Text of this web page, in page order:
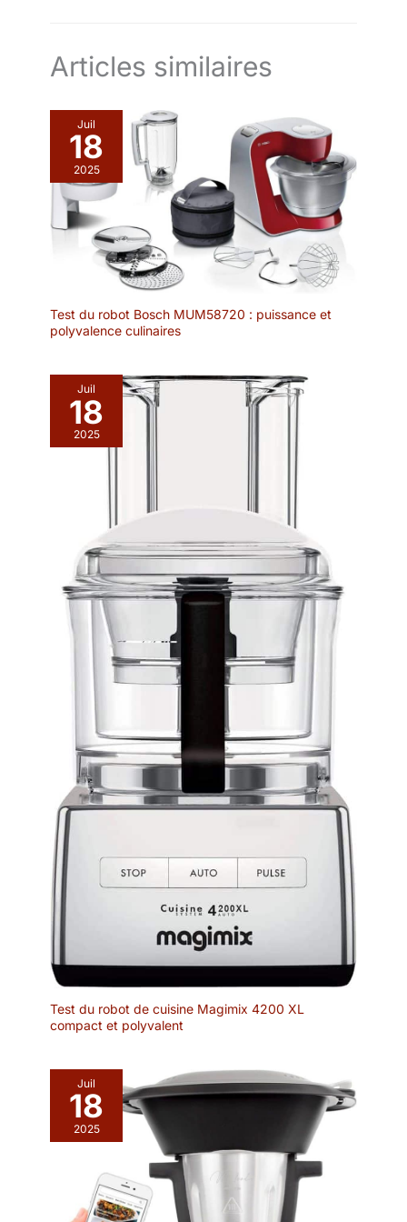
Articles similaires
Juil
18
2025
Test du robot Bosch MUM58720 : puissance et
polyvalence culinaires
Juil
18
2025
Test du robot de cuisine Magimix 4200 XL
compact et polyvalent
Juil
18
2025